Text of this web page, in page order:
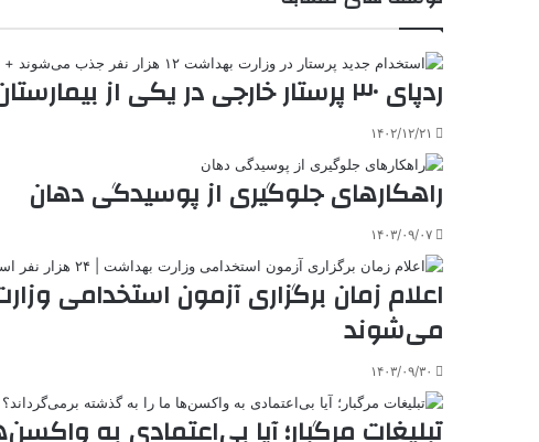
نرسa
t
م
ردپای ۳۰ پرستار خارجی در یکی از بیمارستان‌های تهران
۱۴۰۲/۱۲/۲۱
راهکارهای جلوگیری از پوسیدگی دهان
۱۴۰۳/۰۹/۰۷
می‌شوند
۱۴۰۳/۰۹/۳۰
تبلیغات مرگبار؛ آیا بی‌اعتمادی به